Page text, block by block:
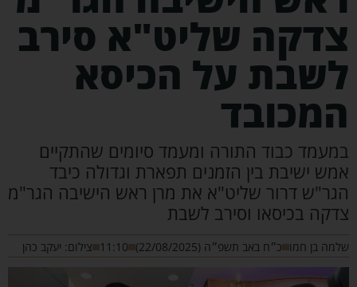
שליט"א סירב
על הכיסא
כבוד התורה ומעמד סיומים שהתקיים
ישיבת בין הזמנים תפארת וגדולה כיבד
דרור שליט"א את מרן ראש הישיבה הגר"מ
בכיסאו וסירב לשבת
בן חמו כ״ח באב תשפ״ה (22/08/2025) 11:10 צילום: יעקב כהן